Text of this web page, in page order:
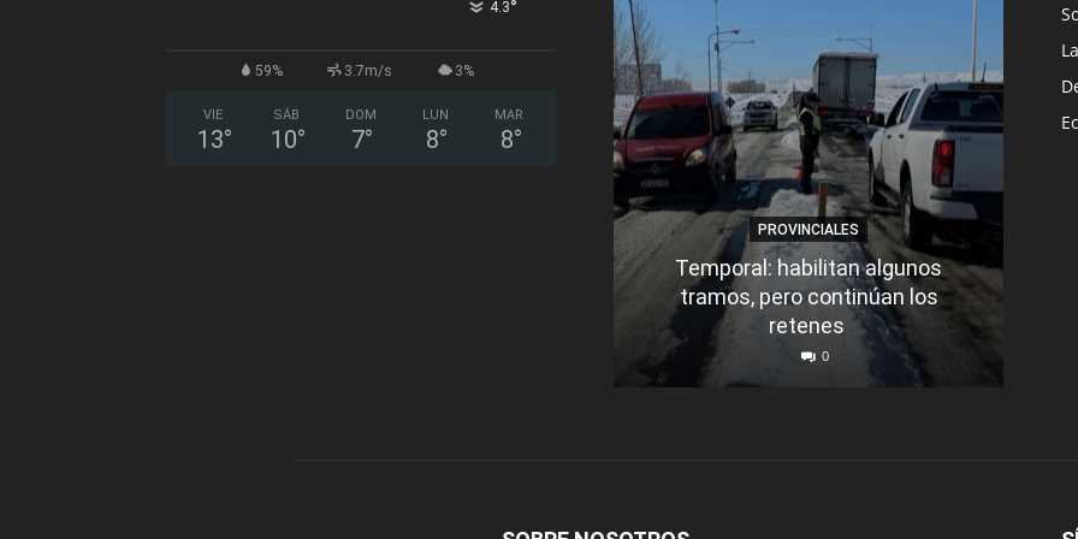
4.3°
59% 3.7m/s 3%
VIE
13°
SÁB
10°
DOM
7°
LUN
8°
MAR
8°
PROVINCIALES
Temporal: habilitan algunos
tramos, pero continúan los
retenes
0